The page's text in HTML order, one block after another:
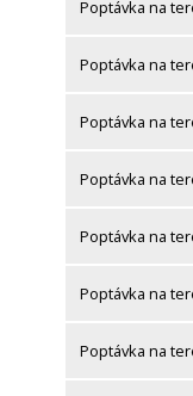
Poptávka na
Poptávka na
Poptávka na
Poptávka na
Poptávka na
Poptávka na
Poptávka na